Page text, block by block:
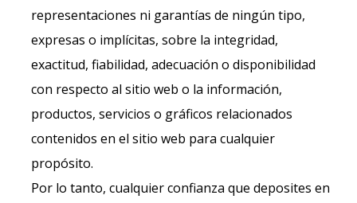
representaciones ni garantías de ningún tipo,
expresas o implícitas, sobre la integridad,
exactitud, fiabilidad, adecuación o disponibilidad
con respecto al sitio web o la información,
productos, servicios o gráficos relacionados
contenidos en el sitio web para cualquier
propósito.
Por lo tanto, cualquier confianza que deposites en